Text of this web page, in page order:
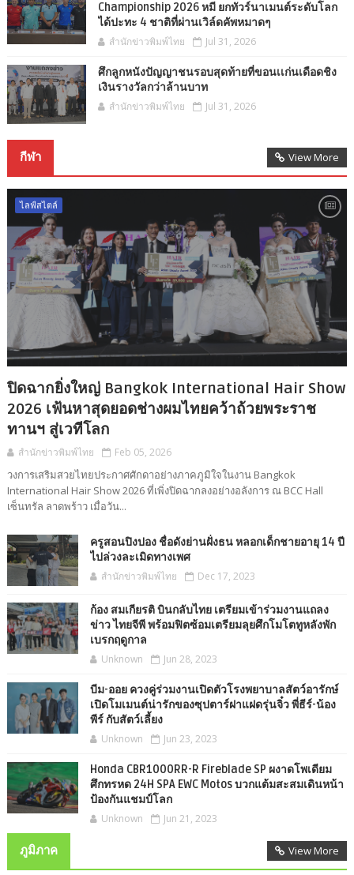
Championship 2026 หมี ยกทัวร์นาเมนต์ระดับโลก
ได้ปะทะ 4 ชาติที่ผ่านเวิล์ดคัพหมาดๆ
สำนักข่าวพิมพ์ไทย
Jul 31, 2026
ศึกลูกหนังปัญญาชนรอบสุดท้ายที่ขอนเเก่นเดือดชิง
เงินรางวัลกว่าล้านบาท
สำนักข่าวพิมพ์ไทย
Jul 31, 2026
กีฬา View More
ไลฟ์สไตล์
ปิดฉากยิ่งใหญ่ Bangkok International Hair Show
2026 เฟ้นหาสุดยอดช่างผมไทยคว้าถ้วยพระราช
ทานฯ สู่เวทีโลก
สำนักข่าวพิมพ์ไทย Feb 05, 2026
วงการเสริมสวยไทยประกาศศักดาอย่างภาคภูมิใจในงาน Bangkok
International Hair Show 2026 ที่เพิ่งปิดฉากลงอย่างอลังการ ณ BCC Hall
เซ็นทรัล ลาดพร้าว เมื่อวัน...
ครูสอนปิงปอง ชื่อดังย่านฝั่งธน หลอกเด็กชายอายุ 14 ปี
ไปล่วงละเมิดทางเพศ
สำนักข่าวพิมพ์ไทย
Dec 17, 2023
ก้อง สมเกียรติ บินกลับไทย เตรียมเข้าร่วมงานแถลง
ข่าว ไทยจีพี พร้อมฟิตซ้อมเตรียมลุยศึกโมโตทูหลังพัก
เบรกฤดูกาล
Unknown
Jun 28, 2023
บีม-ออย ควงคู่ร่วมงานเปิดตัวโรงพยาบาลสัตว์อารักษ์
เปิดโมเมนต์น่ารักของซุปตาร์ฝาแฝดรุ่นจิ๋ว พี่ธีร์-น้อง
พีร์ กับสัตว์เลี้ยง
Unknown
Jun 23, 2023
Honda CBR1000RR-R Fireblade SP ผงาดโพเดียม
ศึกทรหด 24H SPA EWC Motos บวกแต้มสะสมเดินหน้า
ป้องกันแชมป์โลก
Unknown
Jun 21, 2023
ภูมิภาค View More